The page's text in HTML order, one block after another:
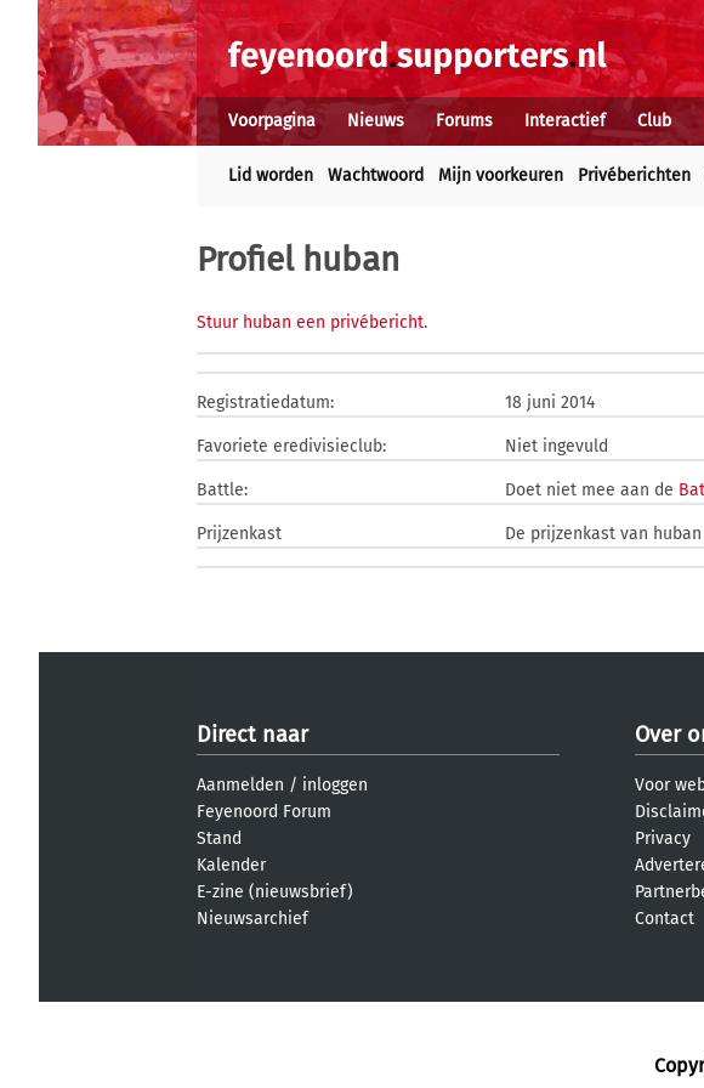
Voorpagina Nieuws Forums Interactief Club
Lid worden Wachtwoord Mijn voorkeuren Privéberichten
Profiel huban
Stuur huban een privébericht.
Registratiedatum: 18 juni 2014
Favoriete eredivisieclub: Niet ingevuld
Battle: Doet niet mee aan de
Prijzenkast De prijzenkast van
Direct naar
Aanmelden / inloggen
Feyenoord Forum
Stand
Kalender
E-zine (nieuwsbrief)
Nieuwsarchief
Over
Voor
Privacy
Contact